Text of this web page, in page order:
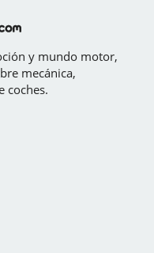
y mundo motor,
mecánica,
coches.